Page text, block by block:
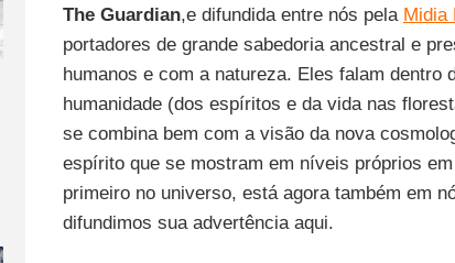
The Guardian,e difundida entre nós pela Midia
portadores de grande sabedoria ancestral e
humanos e com a natureza. Eles falam dentro
humanidade (dos espíritos e da vida nas
se combina bem com a visão da nova
espírito que se mostram em níveis próprios
primeiro no universo, está agora também em
difundimos sua advertência aqui.